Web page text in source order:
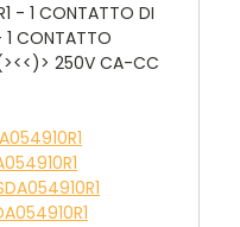
- 1 CONTATTO DI
1 CONTATTO
250V CA-CC